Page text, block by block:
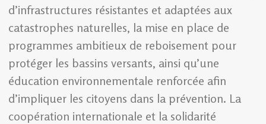
d’infrastructures résistantes et adaptées aux
catastrophes naturelles, la mise en place de
programmes ambitieux de reboisement pour
protéger les bassins versants, ainsi qu’une
éducation environnementale renforcée afin
d’impliquer les citoyens dans la prévention. La
coopération internationale et la solidarité